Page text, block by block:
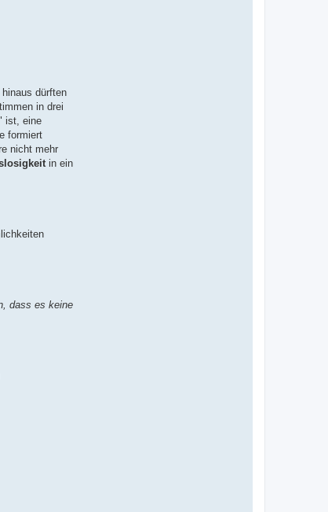
dürften
in drei
ist, eine
formiert
nicht mehr
in ein
dass es keine